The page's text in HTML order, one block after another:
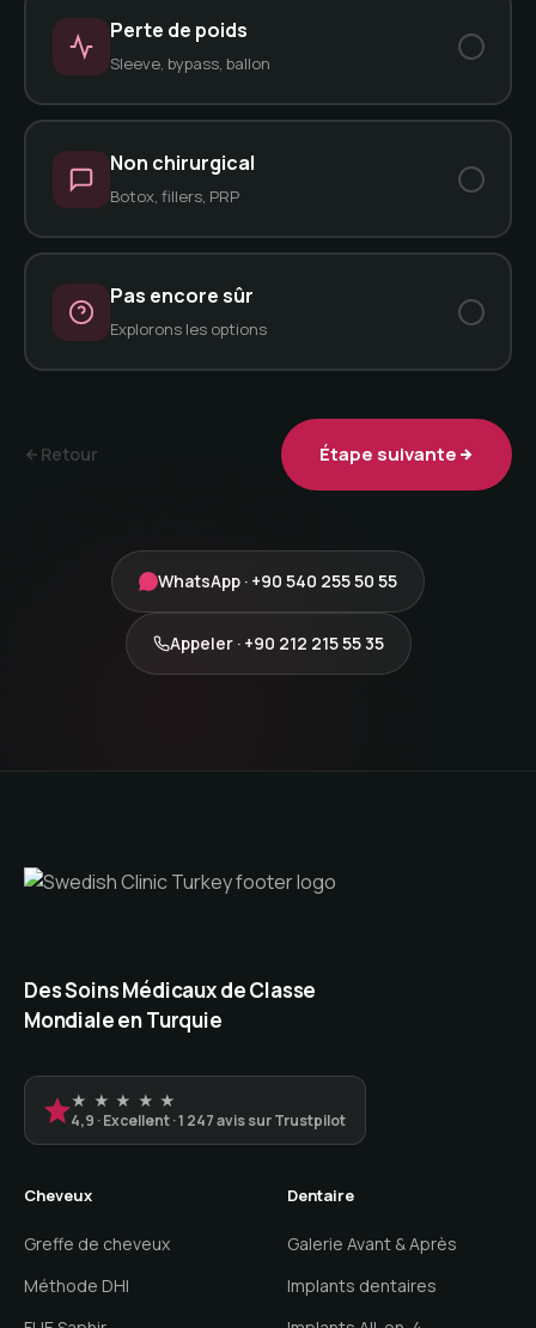
Perte de poids
Sleeve, bypass, ballon
Non chirurgical
Botox, fillers, PRP
Pas encore sûr
Explorons les options
Retour Étape suivante
WhatsApp · +90 540 255 50 55
Appeler · +90 212 215 55 35
Des Soins Médicaux de Classe
Mondiale en Turquie
★ ★ ★ ★ ★
4,9 · Excellent · 1 247 avis sur Trustpilot
Cheveux
Greffe de cheveux
Méthode DHI
Dentaire
Galerie Avant & Après
Implants dentaires